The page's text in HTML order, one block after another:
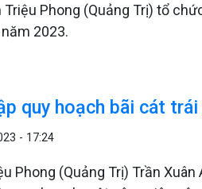
Triệu Phong (Quảng Trị) tổ
2023.
quy hoạch bãi cát
- 17:24
Phong (Quảng Trị) Trần